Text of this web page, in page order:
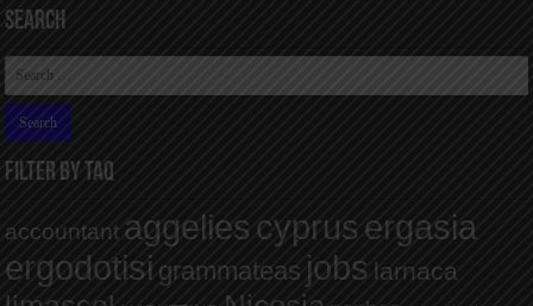
Search
FILTER BY TAQ
accountant aggelies cyprus ergasia
ergodotisi grammateas jobs larnaca